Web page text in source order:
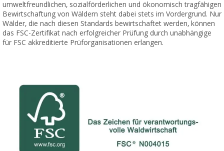
umweltfreundlichen, sozialförderlichen und ökonomisch tragfähigen
Bewirtschaftung von Wäldern steht dabei stets im Vordergrund. Nur
Wälder, die nach diesen Standards bewirtschaftet werden, können
das FSC-Zertifikat nach erfolgreicher Prüfung durch unabhängige
für FSC akkreditierte Prüforganisationen erlangen.